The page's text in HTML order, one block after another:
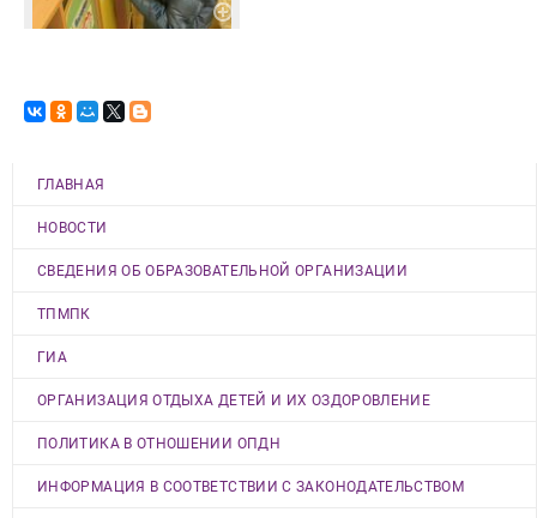
ГЛАВНАЯ
НОВОСТИ
СВЕДЕНИЯ ОБ ОБРАЗОВАТЕЛЬНОЙ ОРГАНИЗАЦИИ
ТПМПК
ГИА
ОРГАНИЗАЦИЯ ОТДЫХА ДЕТЕЙ И ИХ ОЗДОРОВЛЕНИЕ
ПОЛИТИКА В ОТНОШЕНИИ ОПДН
ИНФОРМАЦИЯ В СООТВЕТСТВИИ С ЗАКОНОДАТЕЛЬСТВОМ